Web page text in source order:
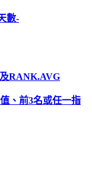
數-
RANK.AVG
、前3名或任一指